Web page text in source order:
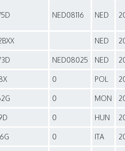
NED08116 NED
NED
NED08025 NED
0 POL
0 MON
0 HUN
0 ITA